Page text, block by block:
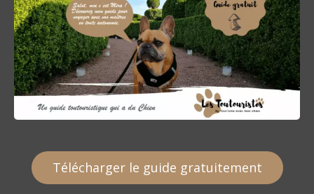
Télécharger le guide gratuitement